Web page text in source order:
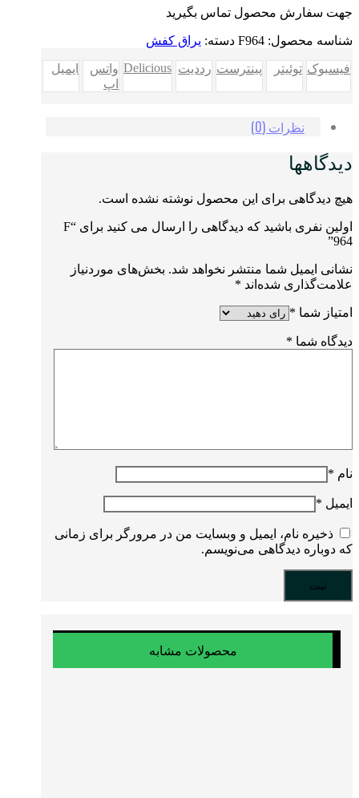
جهت سفارش محصول تماس بگیرید
شناسه محصول: F964 دسته: یراق کفش
فیسبوک توئیتر پینترست رددیت Delicious واتس
اپ
ایمیل
نظرات (0)
دیدگاهها
هیچ دیدگاهی برای این محصول نوشته نشده است.
اولین نفری باشید که دیدگاهی را ارسال می کنید برای “F
964”
نشانی ایمیل شما منتشر نخواهد شد. بخش‌های موردنیاز
علامت‌گذاری شده‌اند *
امتیاز شما *
دیدگاه شما *
نام *
ایمیل *
ذخیره نام، ایمیل و وبسایت من در مرورگر برای زمانی
که دوباره دیدگاهی می‌نویسم.
محصولات مشابه